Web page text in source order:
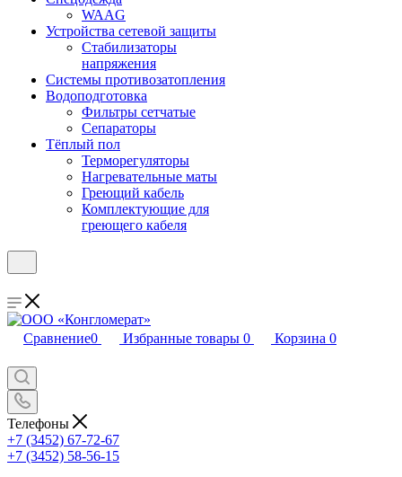
WAAG
Устройства сетевой защиты
Стабилизаторы
напряжения
Системы противозатопления
Водоподготовка
Фильтры сетчатые
Сепараторы
Тёплый пол
Терморегуляторы
Нагревательные маты
Греющий кабель
Комплектующие для
греющего кабеля
Сравнение0 Избранные товары 0 Корзина 0
Телефоны
+7 (3452) 67-72-67
+7 (3452) 58-56-15